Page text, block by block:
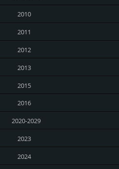
2010
2011
2012
2013
2015
2016
2020-2029
2023
2024